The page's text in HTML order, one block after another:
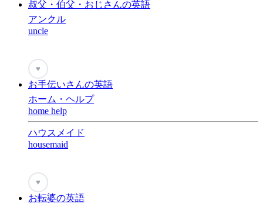
叔父・伯父・おじさんの英語
アンクル
uncle
♥
お手伝いさんの英語
ホーム・ヘルプ
home help
ハウスメイド
housemaid
♥
お転婆の英語